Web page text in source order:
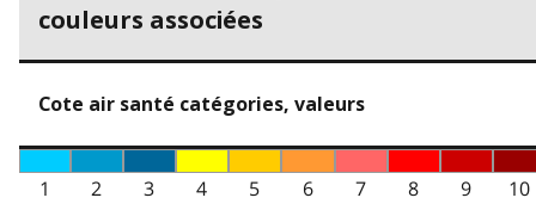
couleurs associées
Cote air santé catégories, valeurs
1 2 3 4 5 6 7 8 9
10